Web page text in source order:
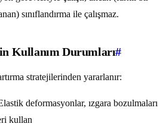
sınıflandırma ile çalışmaz.
Kullanım Durumları#
stratejilerinden yararlanır:
deformasyonlar, ızgara bozulmaları
kullan